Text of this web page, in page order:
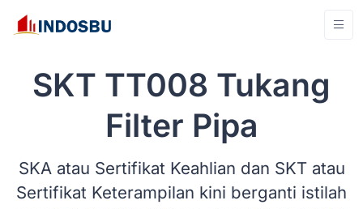
SKT TT008 Tukang
Filter Pipa
SKA atau Sertifikat Keahlian dan SKT atau
Sertifikat Keterampilan kini berganti istilah